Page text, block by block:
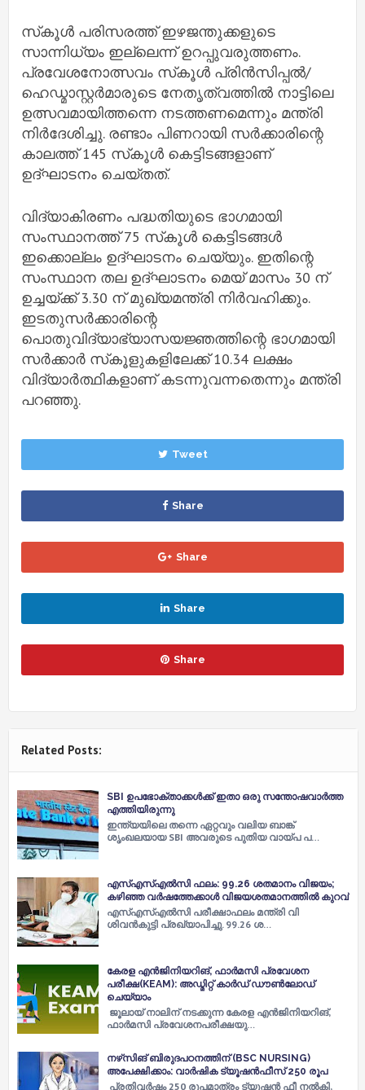
സ്‌കൂള്‍ പരിസരത്ത് ഇഴജന്തുക്കളുടെ
സാന്നിധ്യം ഇല്ലെന്ന് ഉറപ്പുവരുത്തണം.
പ്രവേശനോത്സവം സ്‌കൂള്‍ പ്രിന്‍സിപ്പല്‍/
ഹെഡ്മാസ്റ്റര്‍മാരുടെ നേതൃത്വത്തില്‍ നാട്ടിലെ
ഉത്സവമായിത്തന്നെ നടത്തണമെന്നും മന്ത്രി
നിര്‍ദേശിച്ചു. രണ്ടാം പിണറായി സര്‍ക്കാരിന്റെ
കാലത്ത് 145 സ്‌കൂള്‍ കെട്ടിടങ്ങളാണ്
ഉദ്ഘാടനം ചെയ്തത്.
വിദ്യാകിരണം പദ്ധതിയുടെ ഭാഗമായി
സംസ്ഥാനത്ത് 75 സ്‌കൂള്‍ കെട്ടിടങ്ങള്‍
ഇക്കൊല്ലം ഉദ്ഘാടനം ചെയ്യും. ഇതിന്റെ
സംസ്ഥാന തല ഉദ്ഘാടനം മെയ് മാസം 30 ന്
ഉച്ചയ്ക്ക് 3.30 ന് മുഖ്യമന്ത്രി നിര്‍വഹിക്കും.
ഇടതുസര്‍ക്കാരിന്റെ
പൊതുവിദ്യാഭ്യാസയജ്ഞത്തിന്റെ ഭാഗമായി
സര്‍ക്കാര്‍ സ്‌കൂളുകളിലേക്ക് 10.34 ലക്ഷം
വിദ്യാര്‍ത്ഥികളാണ് കടന്നുവന്നതെന്നും മന്ത്രി
പറഞ്ഞു.
Tweet
Share
Share
Share
Share
Related Posts:
SBI ഉപഭോക്താക്കള്‍ക്ക് ഇതാ ഒരു സന്തോഷവാര്‍ത്ത
എത്തിയിരുന്നു
ഇന്ത്യയിലെ തന്നെ ഏറ്റവും വലിയ ബാങ്ക്
ശൃംഖലയായ SBI അവരുടെ പുതിയ വായ്പ പ…
എസ്എസ്എല്‍സി ഫലം: 99.26 ശതമാനം വിജയം;
കഴിഞ്ഞ വര്‍ഷത്തേക്കാള്‍ വിജയശതമാനത്തില്‍ കുറവ്
എസ്എസ്എല്‍സി പരീക്ഷാഫലം മന്ത്രി വി
ശിവന്‍കുട്ടി പ്രഖ്യാപിച്ചു. 99.26 ശ…
കേരള എൻജിനിയറിങ്, ഫാർമസി പ്രവേശന
പരീക്ഷ(KEAM): അഡ്മിറ്റ് കാർഡ് ഡൗൺലോഡ്
ചെയ്യാം
ജൂലായ് നാലിന് നടക്കുന്ന കേരള എൻജിനിയറിങ്,
ഫാർമസി പ്രവേശനപരീക്ഷയു…
നഴ്‌സിങ് ബിരുദപഠനത്തിന് (BSC NURSING)
അപേക്ഷിക്കാം: വാര്‍ഷിക ട്യൂഷന്‍ഫീസ് 250 രൂപ
പ്രതിവര്‍ഷം 250 രൂപമാത്രം ട്യൂഷന്‍ ഫീ നല്‍കി,